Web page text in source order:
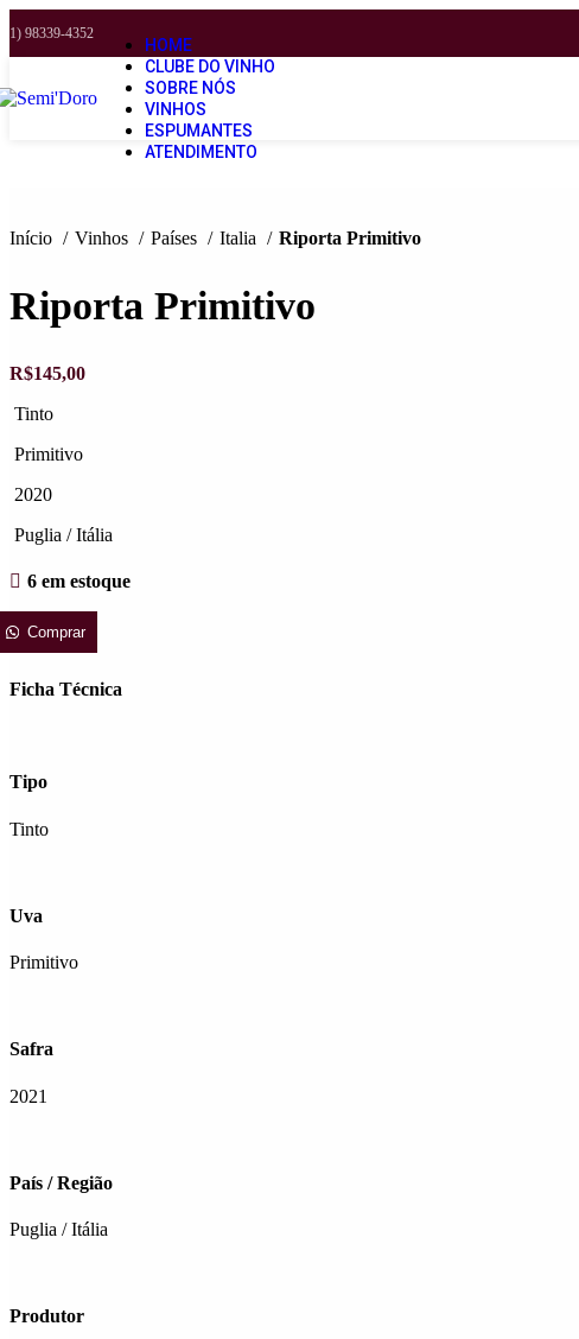
98339-4352
HOME
CLUBE DO VINHO
SOBRE NÓS
VINHOS
ESPUMANTES
ATENDIMENTO
Início Vinhos Países Italia Riporta Primitivo
Riporta Primitivo
R$145,00
Tinto
Primitivo
2020
Puglia / Itália
6 em estoque
Comprar
Ficha Técnica
Tipo
Tinto
Uva
Primitivo
Safra
2021
País / Região
Puglia / Itália
Produtor